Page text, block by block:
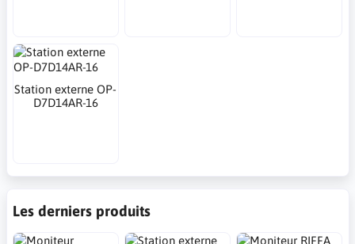
Station externe OP-
D7D14AR-16
Les derniers produits